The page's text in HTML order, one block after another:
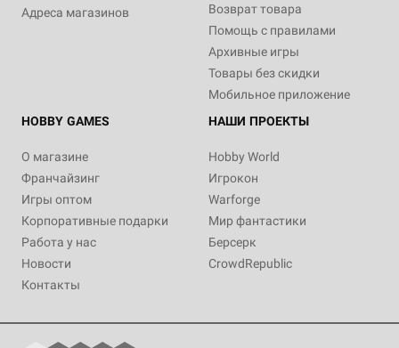
Адреса магазинов
Возврат товара
Помощь с правилами
Архивные игры
Товары без скидки
Мобильное приложение
HOBBY GAMES
О магазине
Франчайзинг
Игры оптом
Корпоративные подарки
Работа у нас
Новости
Контакты
НАШИ ПРОЕКТЫ
Hobby World
Игрокон
Warforge
Мир фантастики
Берсерк
CrowdRepublic